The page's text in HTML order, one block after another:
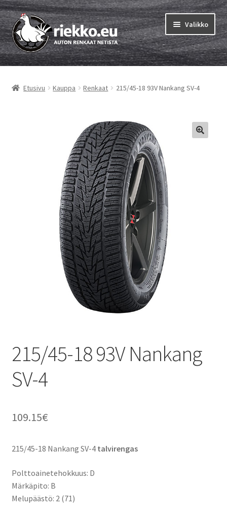
Siirry
navigointiin
Siirry
sisältöön
Valikko
Etusivu
Vinkit & ohjeet
valikko
Etusivu Kauppa Renkaat 215/45-18 93V Nankang SV-4
215/45-18 93V Nankang
SV-4
109.15€
215/45-18 Nankang SV-4 talvirengas
Polttoainetehokkuus: D
Märkäpito: B
Melupäästö: 2 (71)